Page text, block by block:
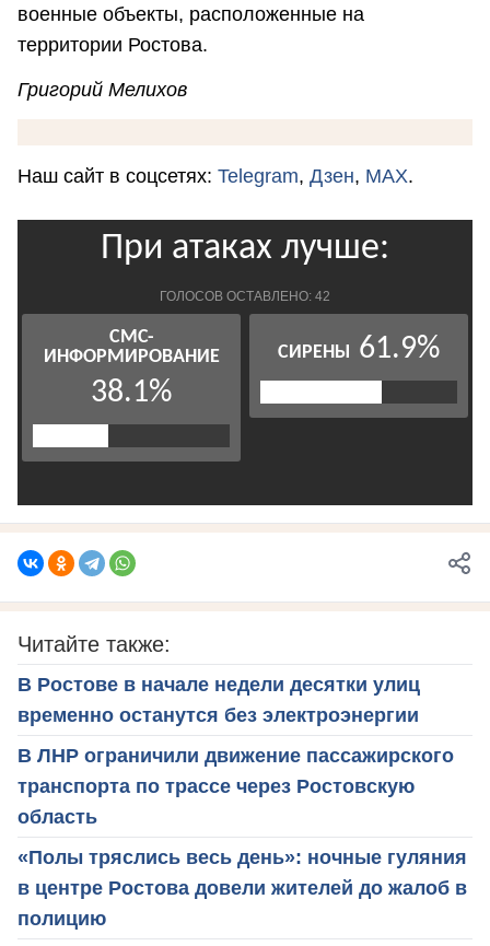
военные объекты, расположенные на
территории Ростова.
Григорий Мелихов
Наш сайт в соцсетях: Telegram, Дзен, MAX.
Читайте также:
В Ростове в начале недели десятки улиц
временно останутся без электроэнергии
В ЛНР ограничили движение пассажирского
транспорта по трассе через Ростовскую
область
«Полы тряслись весь день»: ночные гуляния
в центре Ростова довели жителей до жалоб в
полицию